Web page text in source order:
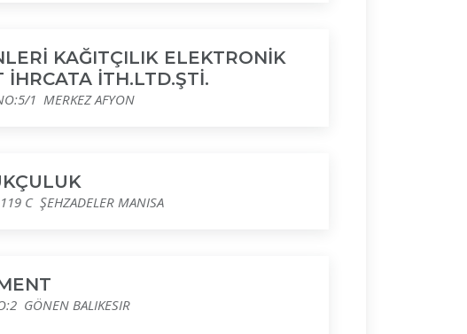
KAĞITÇILIK ELEKTRONİK
İTH.LTD.ŞTİ.
1 MERKEZ AFYON
C ŞEHZADELER MANISA
GÖNEN BALIKESIR